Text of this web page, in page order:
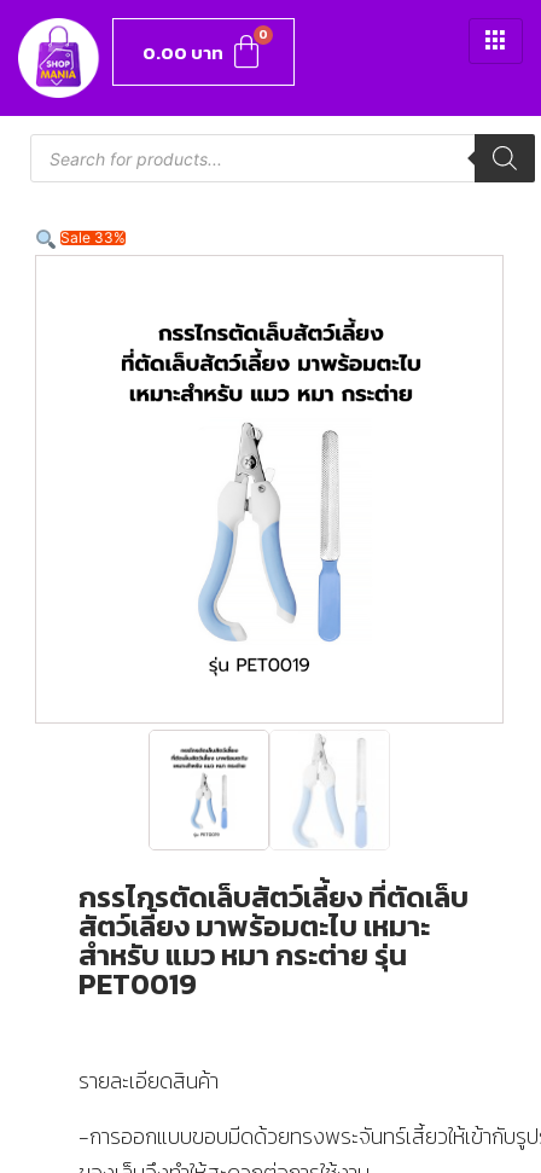
0.00 บาท
Sale 33%
กรรไกรตัดเล็บสัตว์เลี้ยง ที่ตัดเล็บ
สัตว์เลี้ยง มาพร้อมตะไบ เหมาะ
สำหรับ แมว หมา กระต่าย รุ่น
PET0019
รายละเอียดสินค้า
-การออกแบบขอบมีดด้วยทรงพระจันทร์เสี้ยวให้เข้ากับรู